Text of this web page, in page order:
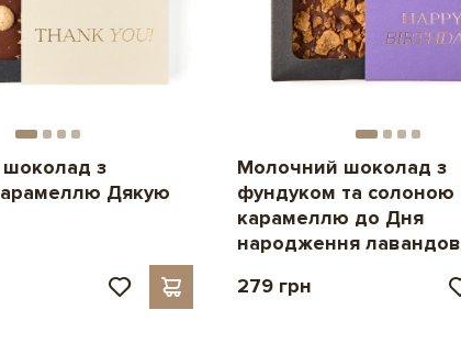
з
Дякую
Молочний шоколад з
фундуком та солоною
карамеллю до Дня
народження
279 грн